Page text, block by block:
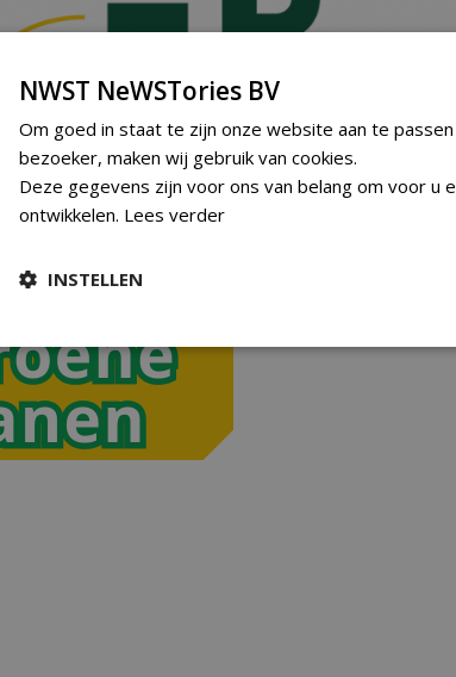
NWST NeWSTories BV
Om goed in staat te zijn onze website aan te
bezoeker, maken wij gebruik van cookies.
Deze gegevens zijn voor ons van belang om voor
ontwikkelen. Lees verder
INSTELLEN